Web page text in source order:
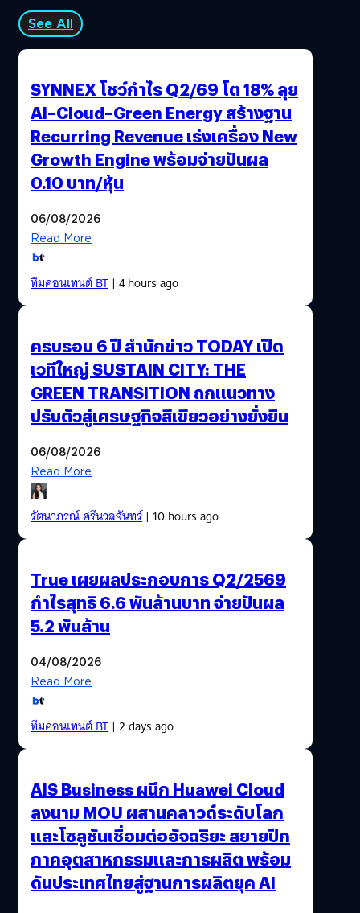
See All
SYNNEX โชว์กำไร Q2/69 โต 18% ลุย
AI–Cloud–Green Energy สร้างฐาน
Recurring Revenue เร่งเครื่อง New
Growth Engine พร้อมจ่ายปันผล
0.10 บาท/หุ้น
06/08/2026
Read More
ทีมคอนเทนต์ BT| 4 hours ago
ครบรอบ 6 ปี สำนักข่าว TODAY เปิด
เวทีใหญ่ SUSTAIN CITY: THE
GREEN TRANSITION ถกแนวทาง
ปรับตัวสู่เศรษฐกิจสีเขียวอย่างยั่งยืน
06/08/2026
Read More
รัตนาภรณ์ ศรีนวลจันทร์| 10 hours ago
True เผยผลประกอบการ Q2/2569
กำไรสุทธิ 6.6 พันล้านบาท จ่ายปันผล
5.2 พันล้าน
04/08/2026
Read More
ทีมคอนเทนต์ BT| 2 days ago
AIS Business ผนึก Huawei Cloud
ลงนาม MOU ผสานคลาวด์ระดับโลก
และโซลูชันเชื่อมต่ออัจฉริยะ สยายปีก
ภาคอุตสาหกรรมและการผลิต พร้อม
ดันประเทศไทยสู่ฐานการผลิตยุค AI